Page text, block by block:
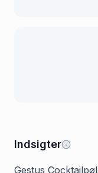
Indsigter
Gestus